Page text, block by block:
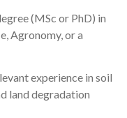
(MSc or PhD) in
Agronomy, or a
experience in soil
land degradation